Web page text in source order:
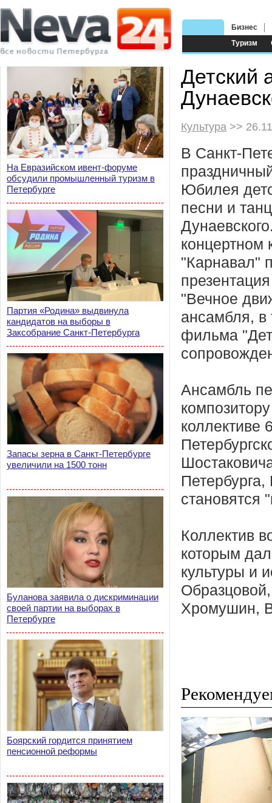
Туризм
Бизнес
На Евразийском ивент-форуме
обсудили промышленный туризм в
Петербурге
Партия «Родина» выдвинула
кандидатов на выборы в
Заксобрание Санкт-Петербурга
Запасы зерна в Санкт-Петербурге
увеличили на 1500 тонн
Буланова заявила о дискриминации
своей партии на выборах в
Петербурге
Боярский гордится принятием
пенсионной реформы
Детский
Культура >>
В Санкт-
Юбилея
песни и
концертном
"Карнавал"
"Вечное
ансамбля, в
фильма
Ансамбль
коллективе
становятся
Коллектив
которым
культуры и
Хромушин,